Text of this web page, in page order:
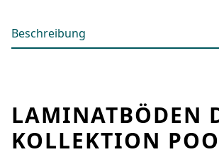
Beschreibung
LAMINATBÖDEN
KOLLEKTION